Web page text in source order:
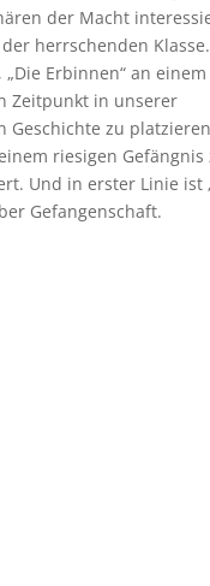
der Macht
herrschenden
Erbinnen“ an
Zeitpunkt in unserer
Geschichte zu
riesigen
Und in erster Linie ist
Gefangenschaft.